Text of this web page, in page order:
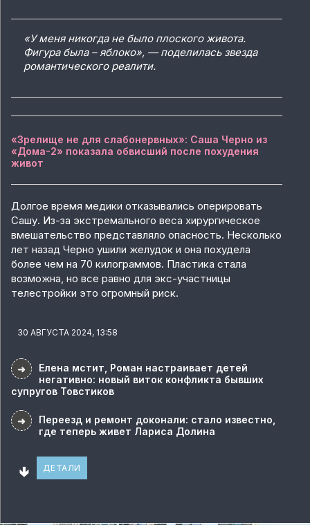
«У меня никогда не было плоского живота.
Фигура была – яблоко», — поделилась звезда
романтического реалити.
«Зрелище не для слабонервных»: Саша Черно из
«Дома-2» показала обвисший после похудения
живот
Долгое время медики отказывались оперировать
Сашу. Из-за экстремального веса хирургическое
вмешательство представляло опасность. Несколько
лет назад Черно ушили желудок и она похудела
более чем на 70 килограммов. Пластика стала
возможна, но все равно для экс-участницы
телестройки это огромный риск.
30 АВГУСТА 2024, 13:58
➜
Елена мстит, Роман настраивает детей
негативно: новый виток конфликта бывших
супругов Товстиков
➜
Переезд и ремонт доконали: стало известно,
где теперь живет Лариса Долина
🢃 ДЕТАЛИ